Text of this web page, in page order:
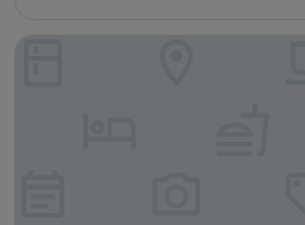
The Lamp Hotel Norrkoping